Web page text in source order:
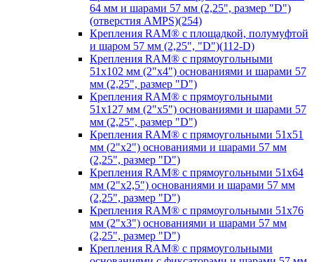
64 мм и шарами 57 мм (2,25", размер "D")
(отверстия AMPS)(254)
Крепления RAM® с площадкой, полумуфтой
и шаром 57 мм (2,25", "D")(112-D)
Крепления RAM® с прямоугольными
51х102 мм (2"х4") основаниями и шарами 57
мм (2,25", размер "D")
Крепления RAM® с прямоугольными
51х127 мм (2"х5") основаниями и шарами 57
мм (2,25", размер "D")
Крепления RAM® с прямоугольными 51х51
мм (2"х2") основаниями и шарами 57 мм
(2,25", размер "D")
Крепления RAM® с прямоугольными 51х64
мм (2"х2,5") основаниями и шарами 57 мм
(2,25", размер "D")
Крепления RAM® с прямоугольными 51х76
мм (2"х3") основаниями и шарами 57 мм
(2,25", размер "D")
Крепления RAM® с прямоугольными